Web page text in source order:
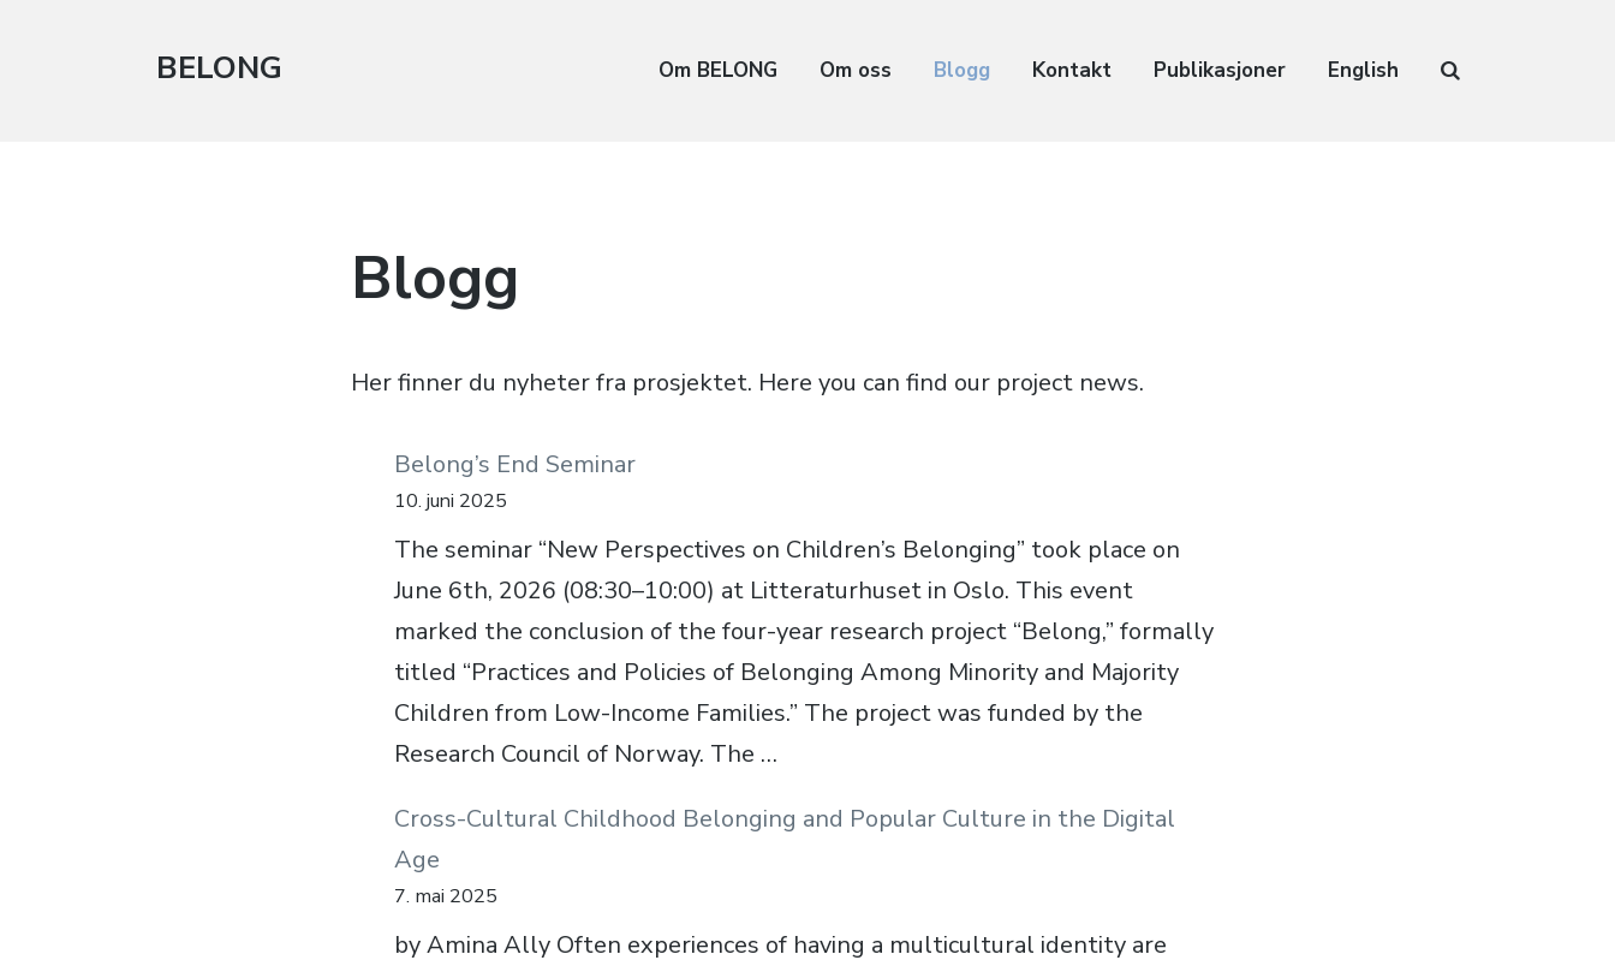
BELONG Om BELONG Om oss Blogg Kontakt Publikasjoner English
Blogg
Her finner du nyheter fra prosjektet. Here you can find our project news.
Belong’s End Seminar
10. juni 2025
The seminar “New Perspectives on Children’s Belonging” took place on
June 6th, 2026 (08:30–10:00) at Litteraturhuset in Oslo. This event
marked the conclusion of the four-year research project “Belong,” formally
titled “Practices and Policies of Belonging Among Minority and Majority
Children from Low-Income Families.” The project was funded by the
Research Council of Norway. The …
Cross-Cultural Childhood Belonging and Popular Culture in the Digital
Age
7. mai 2025
by Amina Ally Often experiences of having a multicultural identity are